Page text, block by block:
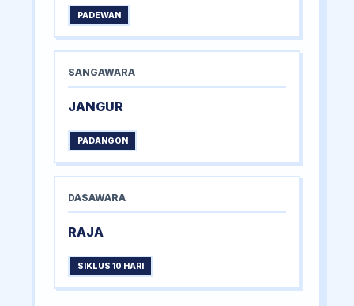
PADEWAN
SANGAWARA
JANGUR
PADANGON
DASAWARA
RAJA
SIKLUS 10 HARI